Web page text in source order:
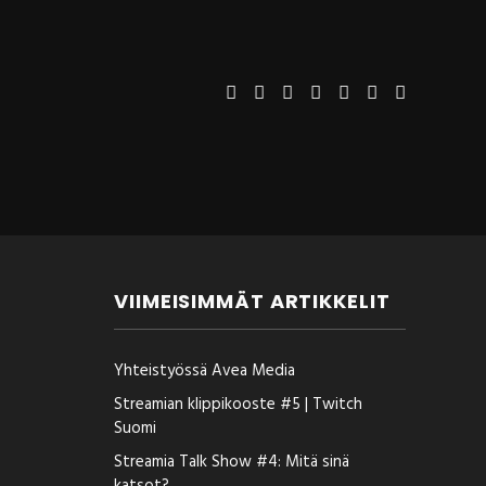
VIIMEISIMMÄT ARTIKKELIT
Yhteistyössä Avea Media
Streamian klippikooste #5 | Twitch
Suomi
Streamia Talk Show #4: Mitä sinä